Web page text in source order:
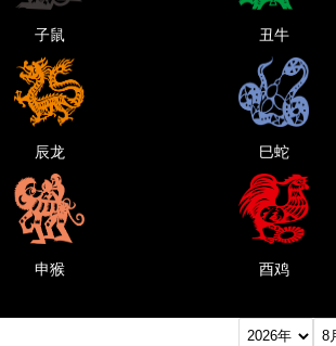
子鼠 丑牛
辰龙 巳蛇
申猴 酉鸡